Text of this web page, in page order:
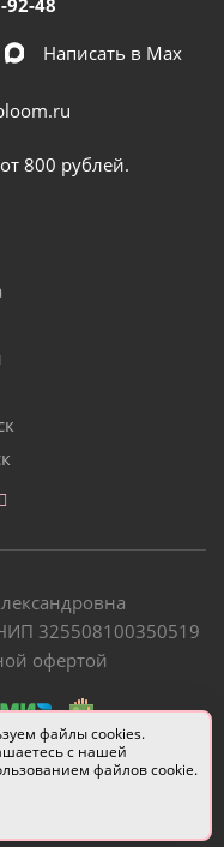
Написать в Мах
800 рублей.
325508100350519
офертой
файлы cookies.
с нашей
файлов cookie.